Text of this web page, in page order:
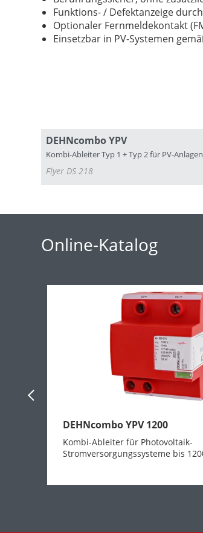
Funktions- / Defektanzeige
Optionaler Fernmeldekontakt
Einsetzbar in PV-Systemen
DEHNcombo YPV
Kombi-Ableiter Typ 1 + Typ 2 für PV-Anlagen
Flyer DS 218
Online-Katalog
Previous Slide
DEHNcombo YPV 1200
Kombi-Ableiter für Photovoltaik-
Stromversorgungssysteme bis